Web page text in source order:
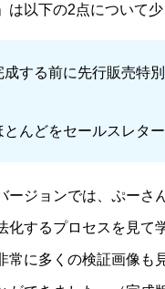
は以下の2点について
成する前に先行販売特
とんどをセールスレタ
ージョンでは、ぷーさ
化するプロセスを見て
常に多くの検証画像も